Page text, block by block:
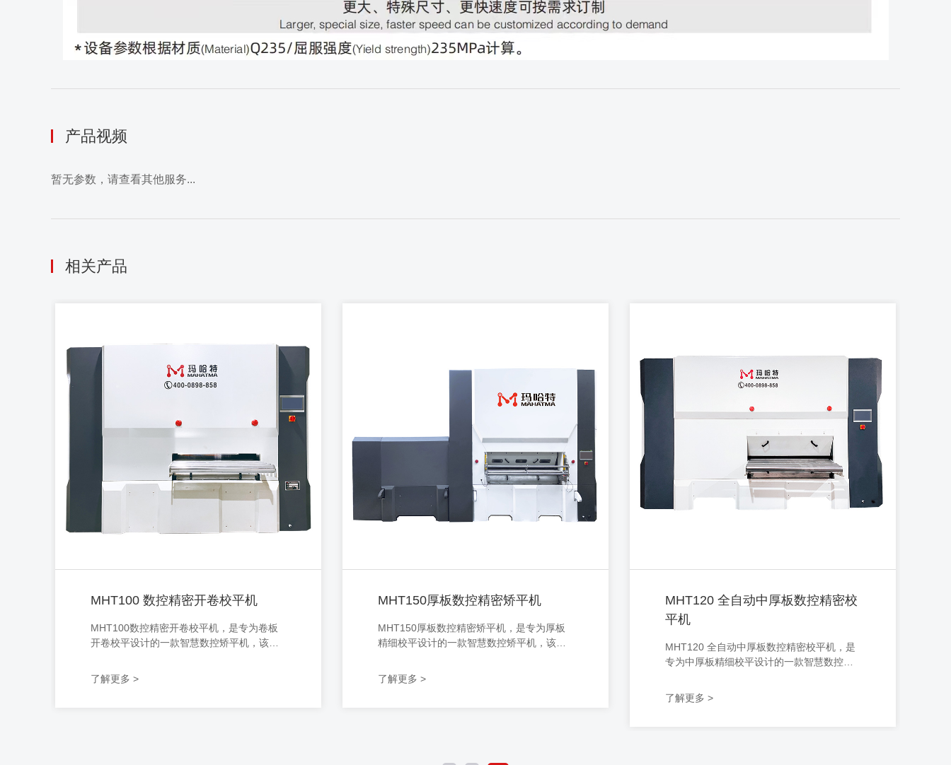
产品视频
暂无参数，请查看其他服务...
相关产品
MHT100 数控精密开卷校平机
MHT100数控精密开卷校平机，是专为卷板
开卷校平设计的一款智慧数控矫平机，该机
平，智能数控调节，自动化运作，已操作，
上手快，采用精密电机驱动，能耗降低5
了解更多 >
MHT150厚板数控精密矫平机
MHT150厚板数控精密矫平机，是专为厚板
精细校平设计的一款智慧数控矫平机，该机
平，智能数控调节，自动化运作，已操作，
上手快，采用精密电机驱动，能耗降低5
了解更多 >
MHT120 全自动中厚板数控精密校
平机
MHT120 全自动中厚板数控精密校平机，是
专为中厚板精细校平设计的一款智慧数控矫
属材料校平，智能数控调节，自动化运作，
已操作，上手快，采用精密电机驱动，能耗
了解更多 >